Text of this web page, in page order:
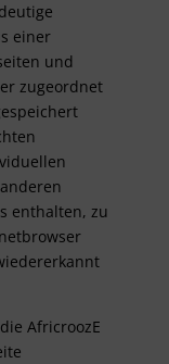
einer
und
zugeordnet
enthalten, zu
AfricroozE